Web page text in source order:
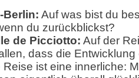
Berlin: Auf was bist du
du zurückblickst?
de Picciotto: Auf der
dass die Entwicklung
Reise ist eine innerliche: